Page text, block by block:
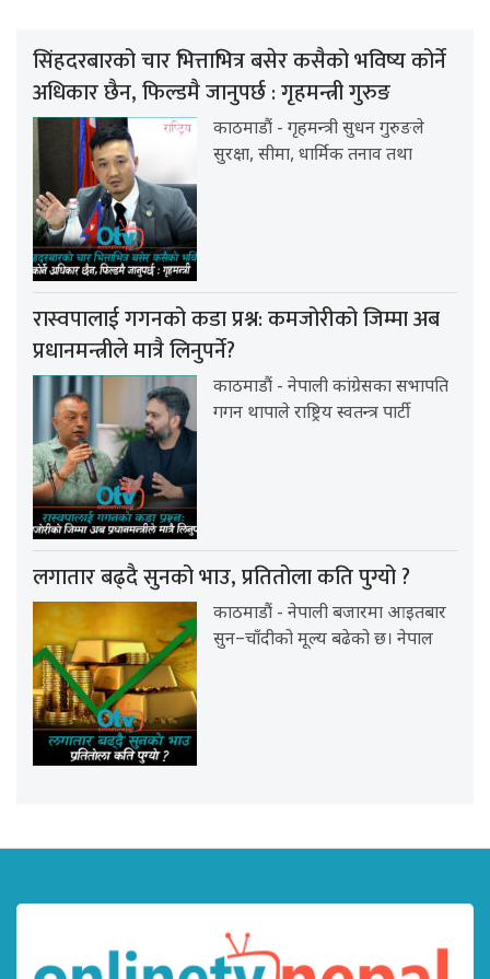
सिंहदरबारको चार भित्ताभित्र बसेर कसैको भविष्य कोर्ने
अधिकार छैन, फिल्डमै जानुपर्छ : गृहमन्त्री गुरुङ
काठमाडौं - गृहमन्त्री सुधन गुरुङले
सुरक्षा, सीमा, धार्मिक तनाव तथा
रास्वपालाई गगनको कडा प्रश्न: कमजोरीको जिम्मा अब
प्रधानमन्त्रीले मात्रै लिनुपर्ने?
काठमाडौं - नेपाली कांग्रेसका सभापति
गगन थापाले राष्ट्रिय स्वतन्त्र पार्टी
लगातार बढ्दै सुनको भाउ, प्रतितोला कति पुग्यो ?
काठमाडौं - नेपाली बजारमा आइतबार
सुन–चाँदीको मूल्य बढेको छ। नेपाल